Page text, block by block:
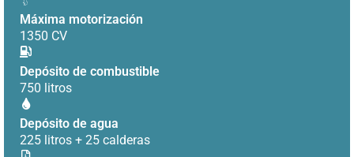
Máxima motorización
1350 CV
Depósito de combustible
750 litros
Depósito de agua
225 litros + 25 calderas